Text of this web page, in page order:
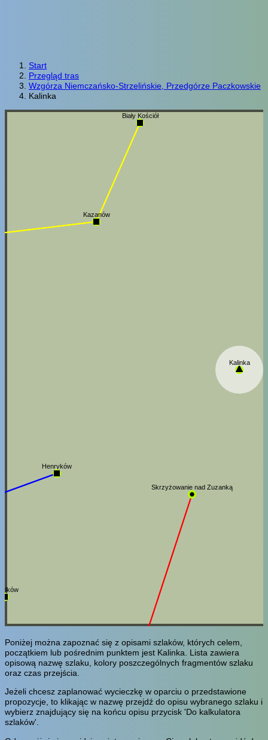
Start
Przegląd tras
Wzgórza Niemczańsko-Strzelińskie, Przedgórze Paczkowskie
Kalinka
Biały Kościół
Henryków
Kalinka
Kazanów
Skrzyżowanie nad Zuzanką
Poniżej można zapoznać się z opisami szlaków, których celem,
początkiem lub pośrednim punktem jest Kalinka. Lista zawiera
opisową nazwę szlaku, kolory poszczególnych fragmentów szlaku
oraz czas przejścia.
Jeżeli chcesz zaplanować wycieczkę w oparciu o przedstawione
propozycje, to klikając w nazwę przejdź do opisu wybranego szlaku i
wybierz znajdujący się na końcu opisu przycisk 'Do kalkulatora
szlaków'.